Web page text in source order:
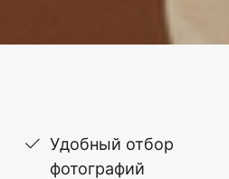
Удобный отбор
фотографий